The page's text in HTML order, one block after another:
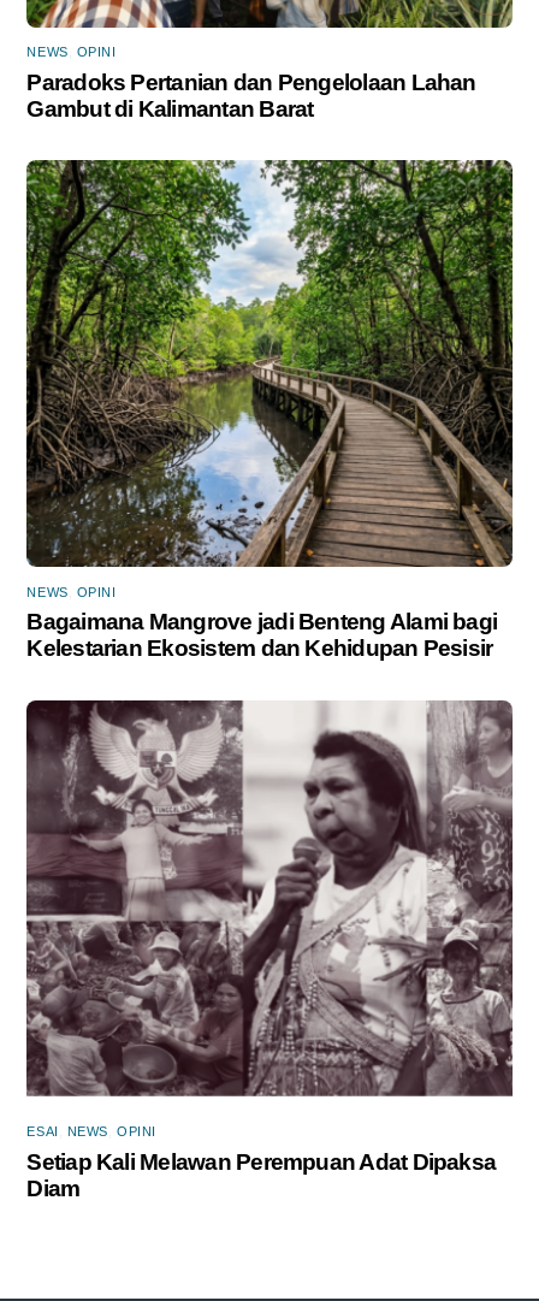
NEWS OPINI
Paradoks Pertanian dan Pengelolaan Lahan
Gambut di Kalimantan Barat
NEWS OPINI
Bagaimana Mangrove jadi Benteng Alami bagi
Kelestarian Ekosistem dan Kehidupan Pesisir
ESAI NEWS ,OPINI
Setiap Kali Melawan Perempuan Adat Dipaksa
Diam